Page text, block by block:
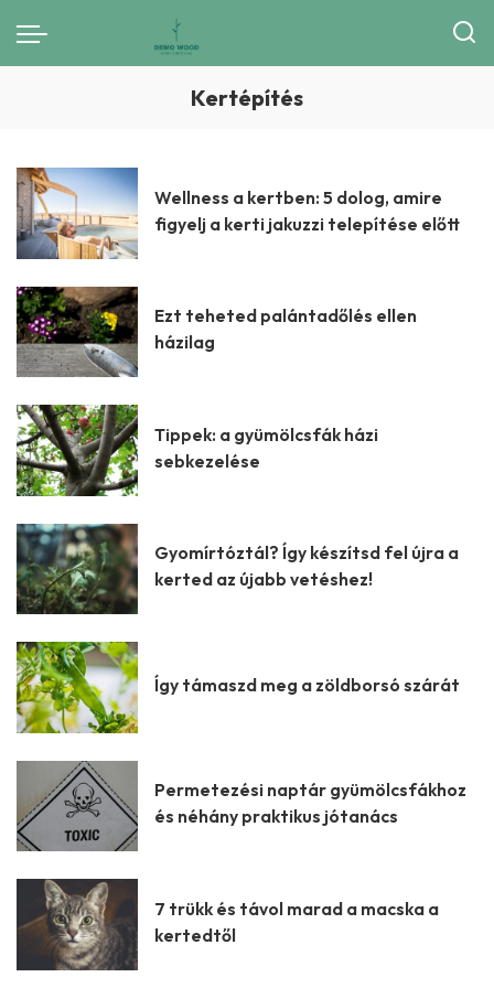
Kertépítés
Wellness a kertben: 5 dolog, amire
figyelj a kerti jakuzzi telepítése előtt
Ezt teheted palántadőlés ellen
házilag
Tippek: a gyümölcsfák házi
sebkezelése
Gyomírtóztál? Így készítsd fel újra a
kerted az újabb vetéshez!
Így támaszd meg a zöldborsó szárát
Permetezési naptár gyümölcsfákhoz
és néhány praktikus jótanács
7 trükk és távol marad a macska a
kertedtől